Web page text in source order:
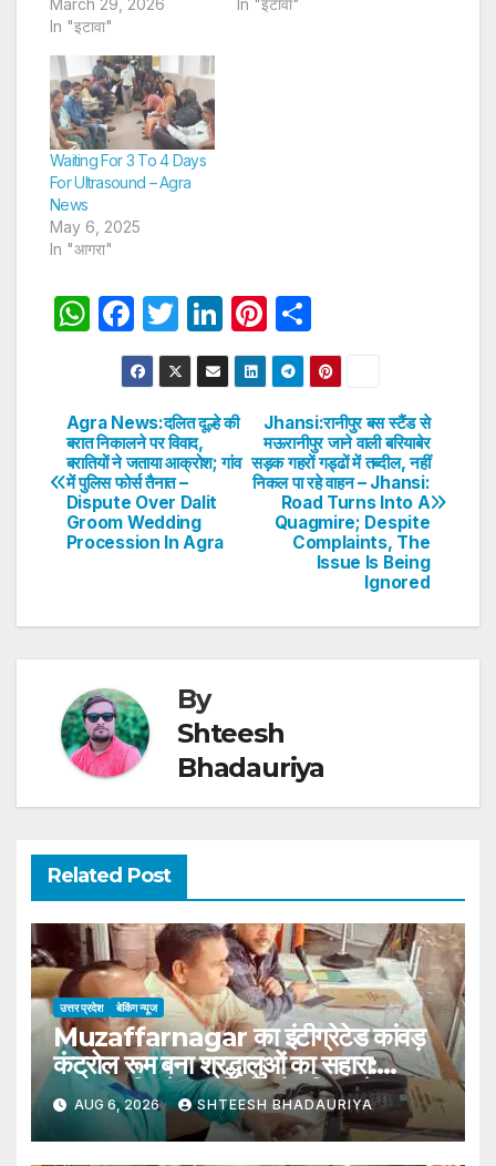
In "इटावा"
Waiting For 3 To 4 Days
For Ultrasound – Agra
News
May 6, 2025
In "आगरा"
W
s
A
p
p
F
a
c
e
b
o
o
k
T
w
itt
er
Li
n
k
e
dI
Pi
nt
er
e
st
h
ar
e
Post
navigation
Jhansi:रानीपुर बस स्टैंड से
मऊरानीपुर जाने वाली बरियाबेर
सड़क गहरों गड्ढों में तब्दील, नहीं
निकल पा रहे वाहन – Jhansi:
Road Turns Into A
Quagmire; Despite
Complaints, The
Issue Is Being
Ignored
Agra News:दलित दूल्हे की
बरात निकालने पर विवाद,
बरातियों ने जताया आक्रोश; गांव
में पुलिस फोर्स तैनात –
Dispute Over Dalit
Groom Wedding
Procession In Agra
By
Shteesh
Bhadauriya
Related Post
उत्तर प्रदेश बेकिंग न्यूज
Muzaffarnagar का इंटीग्रेटेड कांवड़
कंट्रोल रूम बना श्रद्धालुओं का सहारा:
2,064 बिछड़े कांवड़ियों को परिवार से
मिलाया, 1,500 CCTV कैमरों से 24 घंटे
निगरानी
AUG 6, 2026 SHTEESH BHADAURIYA